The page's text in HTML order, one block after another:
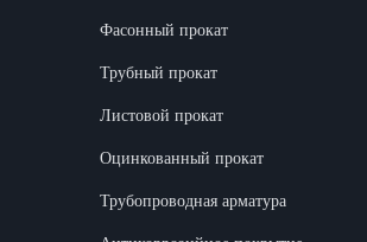
Фасонный прокат
Трубный прокат
Листовой прокат
Оцинкованный прокат
Трубопроводная арматура